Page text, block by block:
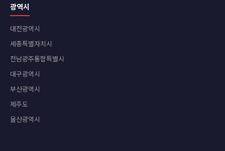
광역시
대전광역시
세종특별자치시
전남광주통합특별시
대구광역시
부산광역시
제주도
울산광역시